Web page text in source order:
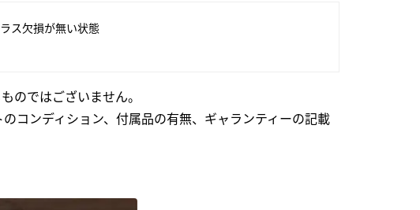
ス欠損が無い状態
のではございません。
コンディション、付属品の有無、ギャランティーの記載